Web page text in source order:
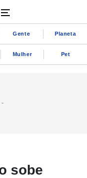
Gente Planeta
Mulher Pet
sobe